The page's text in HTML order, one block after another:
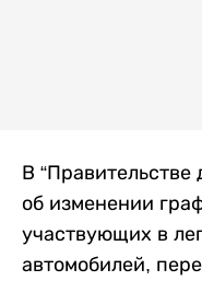
В
об изменении
участвующих в
автомобилей,